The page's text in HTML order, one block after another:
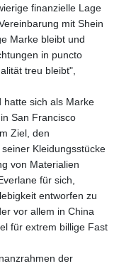
finanzielle Lage
mit Shein
Marke bleibt und
in puncto
treu bleibt",
hatte sich als Marke
San Francisco
Ziel, den
Kleidungsstücke
von Materialien
für sich,
entworfen zu
vor allem in China
für extrem billige Fast
der